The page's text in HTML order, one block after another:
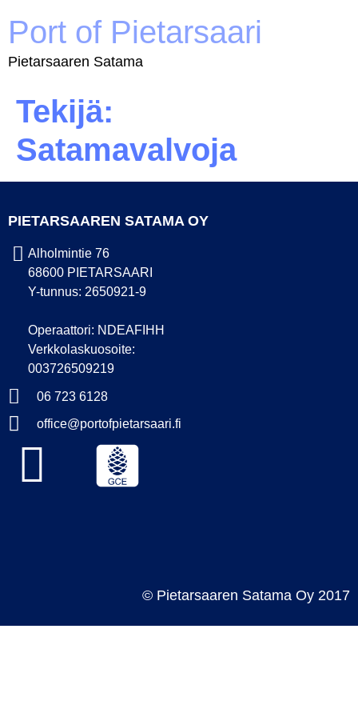
Port of Pietarsaari
Pietarsaaren Satama
Tekijä:
Satamavalvoja
PIETARSAAREN SATAMA OY
Alholmintie 76
68600 PIETARSAARI
Y-tunnus: 2650921-9
Operaattori: NDEAFIHH
Verkkolaskuosoite:
003726509219
06 723 6128
office@portofpietarsaari.fi
© Pietarsaaren Satama Oy 2017